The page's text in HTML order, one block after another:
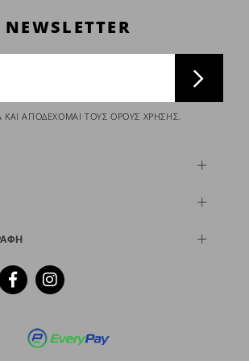
NEWSLETTER
ΚΑΙ ΑΠΟΔΕΧΟΜΑΙ ΤΟΥΣ ΟΡΟΥΣ ΧΡΗΣΗΣ.